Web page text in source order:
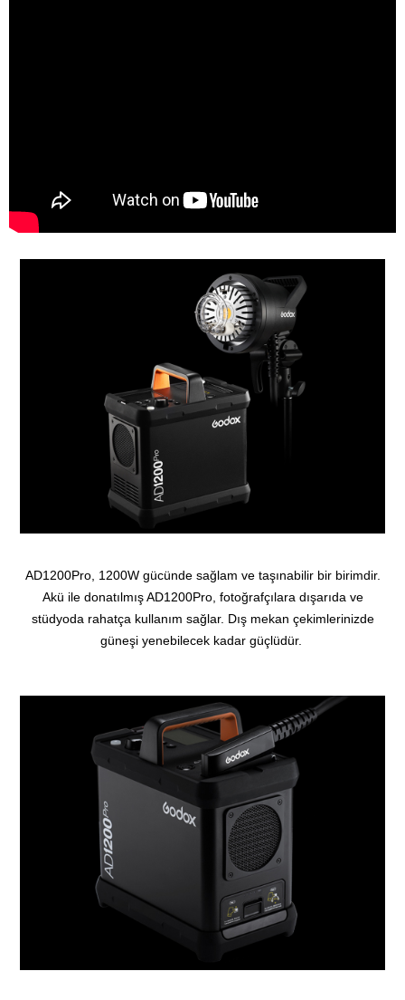
AD1200Pro, 1200W gücünde sağlam ve taşınabilir bir birimdir.
Akü ile donatılmış AD1200Pro, fotoğrafçılara dışarıda ve
stüdyoda rahatça kullanım sağlar. Dış mekan çekimlerinizde
güneşi yenebilecek kadar güçlüdür.